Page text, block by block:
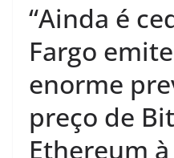
“Ainda é
Fargo
enorme
preço de
Ethereum